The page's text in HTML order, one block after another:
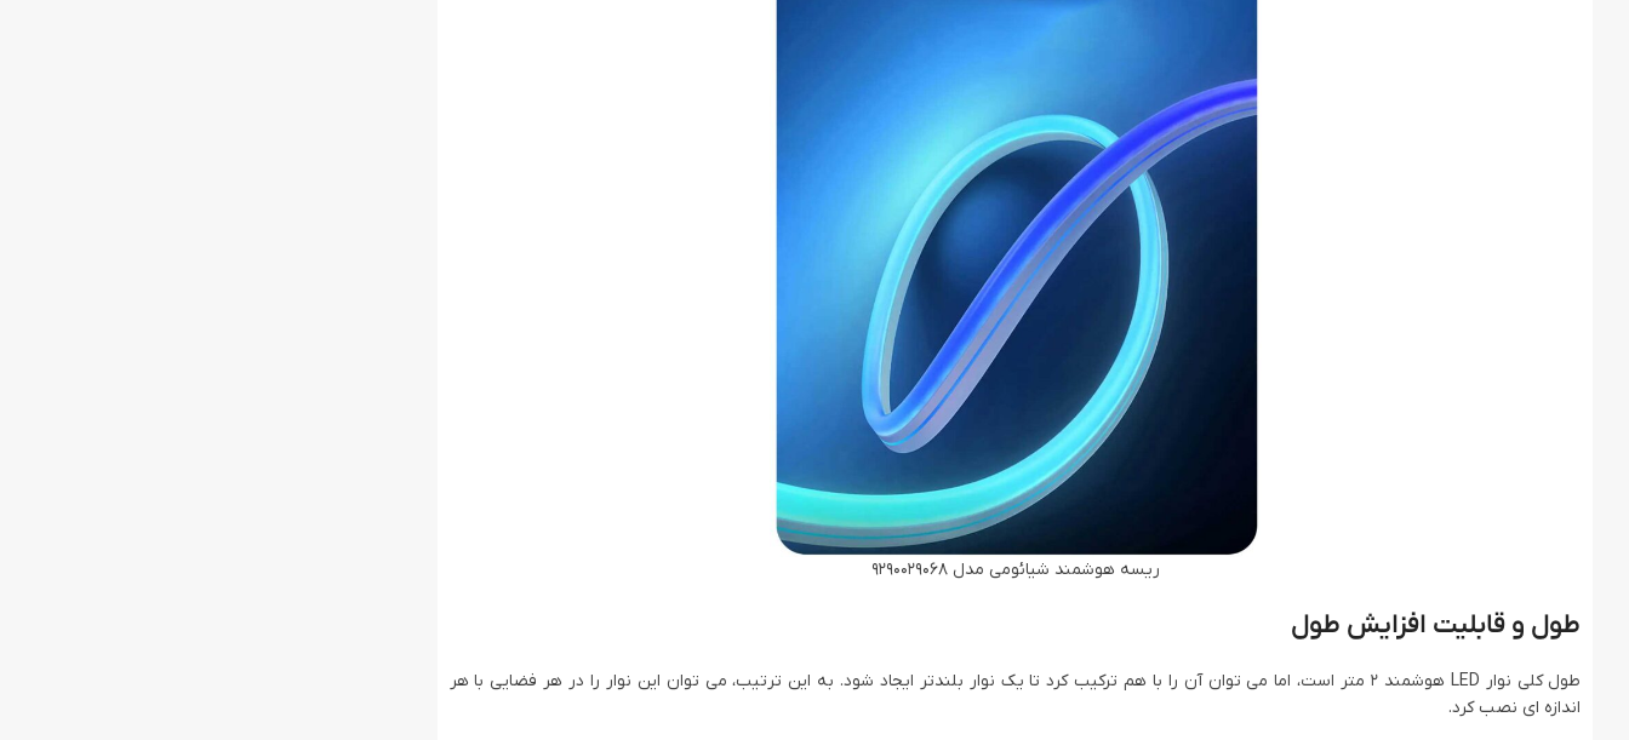
ریسه هوشمند شیائومی مدل 9290029068
طول و قابلیت افزایش طول
طول کلی نوار LED هوشمند 2 متر است، اما می توان آن را با هم ترکیب کرد تا یک نوار بلندتر ایجاد شود. به این ترتیب، می توان این نوار را در هر فضایی با هر
اندازه ای نصب کرد.